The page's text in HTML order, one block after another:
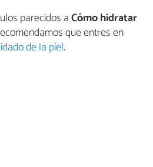
parecidos aCómo hidratar
que entres en
de la piel.